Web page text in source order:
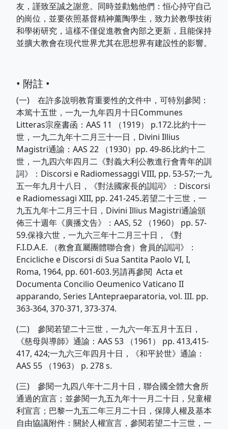
友，謹致至誠之謝意。同時並勸勉他們：恒心持守自己
的崗位，並要依照基督精神薰陶學生，致力於教學技術
和學術研究，這樣不僅促進教會內部之更新，且能保持
並擴大教會在現代世界尤其在思想界有建設性的影響。
• 附註 •
(一) 在許多說明教育重要性的文件中，可特別參閱：
本篤十五世，一九一九年四月十日Communes
Litteras宗座書函：AAS 11 （1919） p.172.比約十一
世，一九二九年十二月三十一日，Divini Illius
Magistri通諭：AAS 22 （1930）pp. 49-86.比約十二
世，一九四六年四月二《對義大利公教進行會青年的訓
詞》：Discorsi e Radiomessaggi VIII, pp. 53-57;一九
五一年九月十八日，《對法國家長的訓詞》：Discorsi
e Radiomessagi XIII, pp. 241-245.若望二十三世，一
九五九年十二月三十日，Divini Illius Magistri通諭頒
佈三十週年《廣播文告》：AAS, 52 （1960） pp. 57-
59.保祿六世，一九六三年十二月三十日，《對
F.I.D.A.E. （教會直屬團體聯合會）會員的訓詞》：
Encicliche e Discorsi di Sua Santita Paolo VI, I,
Roma, 1964, pp. 601-603.另請再參閱 Acta et
Documenta Concilio Oeumenico Vaticano II
apparando, Series I,Antepraeparatoria, vol. III. pp.
363-364, 370-371, 373-374.
(二) 參閱若望二十三世，一九六一年五月十五日，
《慈母與導師》通諭：AAS 53 （1961） pp. 413,415-
417, 424;一九六三年四月十日，《和平於世》通諭：
AAS 55 （1963） p. 278 s.
(三) 參閱一九四八年十二月十日，聯合國全體大會所
通過的宣言；並參閱一九五九年十一月二十日，兒童權
利宣言；巴黎一九五二年三月二十日，保障人權及基本
自由協議附件：關於人權宣言，參閱若望二十三世，一